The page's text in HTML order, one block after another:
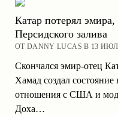
Катар потерял
Персидского залива
ОТ DANNY LUCAS В 13
Скончался эмир-отец
Хамад создал
отношения с США и
Доха…